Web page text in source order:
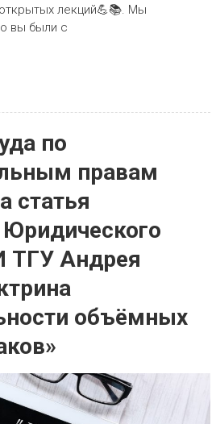
лекций💪📚. Мы
вы были с
по
правам
статья
ТГУ Андрея
объёмных